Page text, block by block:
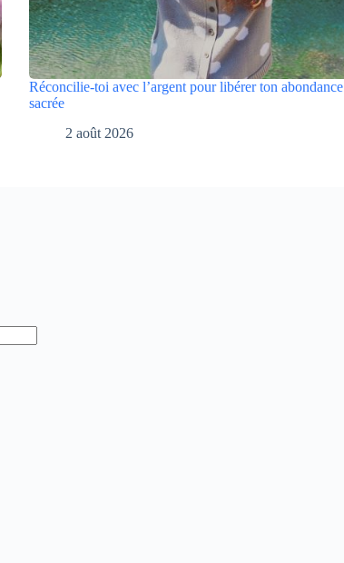
Réconcilie-toi avec l’argent pour libérer ton abondance
sacrée
2 août 2026